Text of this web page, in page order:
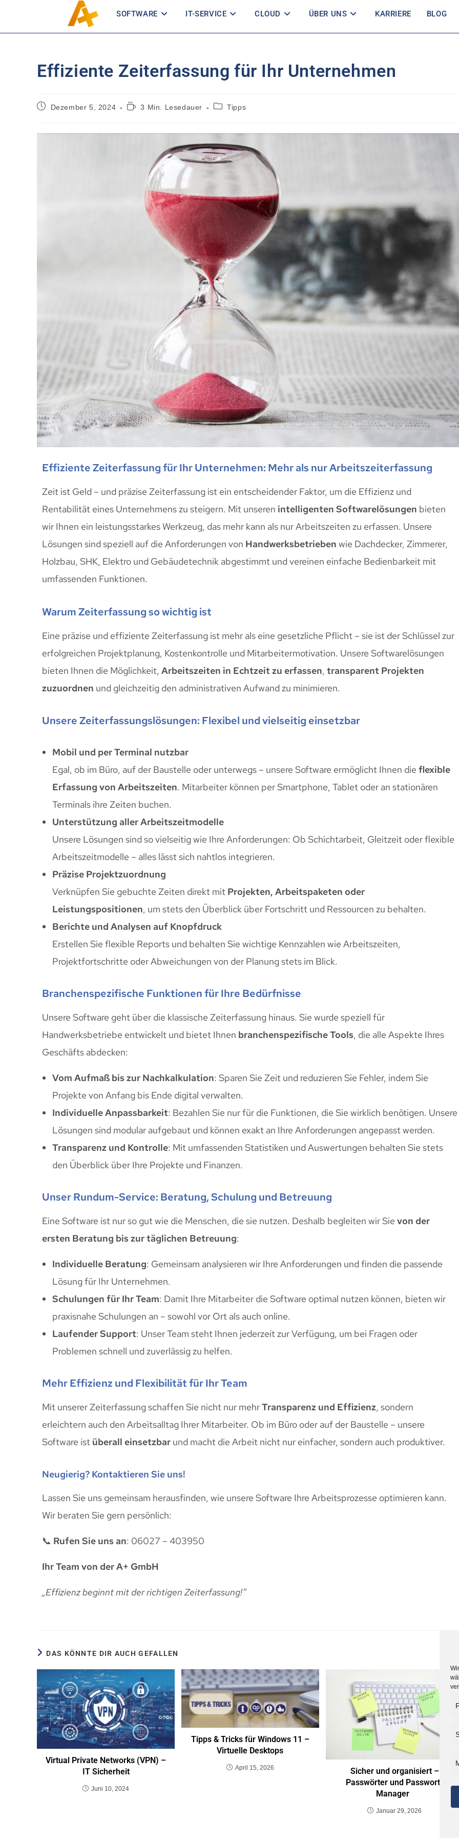
SOFTWARE IT-SERVICE CLOUD ÜBER UNS KARRIERE BLOG
Effiziente Zeiterfassung für Ihr Unternehmen
Dezember 5, 2024 3 Min. Lesedauer Tipps
Effiziente Zeiterfassung für Ihr Unternehmen: Mehr als nur Arbeitszeiterfassung
Zeit ist Geld – und präzise Zeiterfassung ist ein entscheidender Faktor, um die Effizienz und
Rentabilität eines Unternehmens zu steigern. Mit unseren intelligenten Softwarelösungen bieten
wir Ihnen ein leistungsstarkes Werkzeug, das mehr kann als nur Arbeitszeiten zu erfassen. Unsere
Lösungen sind speziell auf die Anforderungen von Handwerksbetrieben wie Dachdecker, Zimmerer,
Holzbau, SHK, Elektro und Gebäudetechnik abgestimmt und vereinen einfache Bedienbarkeit mit
umfassenden Funktionen.
Warum Zeiterfassung so wichtig ist
Eine präzise und effiziente Zeiterfassung ist mehr als eine gesetzliche Pflicht – sie ist der Schlüssel zur
erfolgreichen Projektplanung, Kostenkontrolle und Mitarbeitermotivation. Unsere Softwarelösungen
bieten Ihnen die Möglichkeit, Arbeitszeiten in Echtzeit zu erfassen, transparent Projekten
zuzuordnen und gleichzeitig den administrativen Aufwand zu minimieren.
Unsere Zeiterfassungslösungen: Flexibel und vielseitig einsetzbar
Mobil und per Terminal nutzbar
Egal, ob im Büro, auf der Baustelle oder unterwegs – unsere Software ermöglicht Ihnen die flexible
Erfassung von Arbeitszeiten. Mitarbeiter können per Smartphone, Tablet oder an stationären
Terminals ihre Zeiten buchen.
Unterstützung aller Arbeitszeitmodelle
Unsere Lösungen sind so vielseitig wie Ihre Anforderungen: Ob Schichtarbeit, Gleitzeit oder flexible
Arbeitszeitmodelle – alles lässt sich nahtlos integrieren.
Präzise Projektzuordnung
Verknüpfen Sie gebuchte Zeiten direkt mit Projekten, Arbeitspaketen oder
Leistungspositionen, um stets den Überblick über Fortschritt und Ressourcen zu behalten.
Berichte und Analysen auf Knopfdruck
Erstellen Sie flexible Reports und behalten Sie wichtige Kennzahlen wie Arbeitszeiten,
Projektfortschritte oder Abweichungen von der Planung stets im Blick.
Branchenspezifische Funktionen für Ihre Bedürfnisse
Unsere Software geht über die klassische Zeiterfassung hinaus. Sie wurde speziell für
Handwerksbetriebe entwickelt und bietet Ihnen branchenspezifische Tools, die alle Aspekte Ihres
Geschäfts abdecken:
Vom Aufmaß bis zur Nachkalkulation: Sparen Sie Zeit und reduzieren Sie Fehler, indem Sie
Projekte von Anfang bis Ende digital verwalten.
Individuelle Anpassbarkeit: Bezahlen Sie nur für die Funktionen, die Sie wirklich benötigen. Unsere
Lösungen sind modular aufgebaut und können exakt an Ihre Anforderungen angepasst werden.
Transparenz und Kontrolle: Mit umfassenden Statistiken und Auswertungen behalten Sie stets
den Überblick über Ihre Projekte und Finanzen.
Unser Rundum-Service: Beratung, Schulung und Betreuung
Eine Software ist nur so gut wie die Menschen, die sie nutzen. Deshalb begleiten wir Sie von der
ersten Beratung bis zur täglichen Betreuung:
Individuelle Beratung: Gemeinsam analysieren wir Ihre Anforderungen und finden die passende
Lösung für Ihr Unternehmen.
Schulungen für Ihr Team: Damit Ihre Mitarbeiter die Software optimal nutzen können, bieten wir
praxisnahe Schulungen an – sowohl vor Ort als auch online.
Laufender Support: Unser Team steht Ihnen jederzeit zur Verfügung, um bei Fragen oder
Problemen schnell und zuverlässig zu helfen.
Mehr Effizienz und Flexibilität für Ihr Team
Mit unserer Zeiterfassung schaffen Sie nicht nur mehrTransparenz und Effizienz, sondern
erleichtern auch den Arbeitsalltag Ihrer Mitarbeiter. Ob im Büro oder auf der Baustelle – unsere
Software ist überall einsetzbar und macht die Arbeit nicht nur einfacher, sondern auch produktiver.
Neugierig? Kontaktieren Sie uns!
Lassen Sie uns gemeinsam herausfinden, wie unsere Software Ihre Arbeitsprozesse optimieren kann.
Wir beraten Sie gern persönlich:
📞 Rufen Sie uns an: 06027 – 403950
Ihr Team von der A+ GmbH
„Effizienz beginnt mit der richtigen Zeiterfassung!“
DAS KÖNNTE DIR AUCH GEFALLEN
Virtual Private Networks (VPN) –
IT Sicherheit
Juni 10, 2024
Tipps & Tricks für Windows 11 –
Virtuelle Desktops
April 15, 2026
Sicher und organisiert –
Passwörter und Passwort-
Manager
Januar 29, 2026